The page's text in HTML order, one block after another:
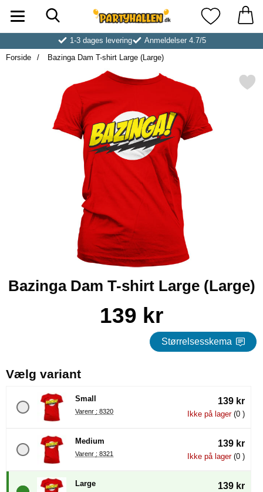
Startside for Partyhallen AB Mine
1-3 dages levering
Anmeldelser 4.7/5
Forside
Bazinga Dam T-shirt Large (Large)
Markér bazinga Dam T-shirt
Bazinga Dam T-shirt Large (Large)
Køb dette produkt Bazinga Dam T-shirt Large
pris
139 kr
Størrelsesskema
Vælg variant, (Valg af en ny radioknap vil
Small
Varenr : 8320
139 kr
Ikke på lager(0 )
Medium
Varenr : 8321
139 kr
Ikke på lager(0 )
Large 139 kr